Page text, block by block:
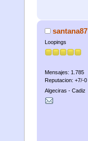
santana87
Loopings
Mensajes: 1.785
Reputacion: +7/-0
Algeciras - Cadiz